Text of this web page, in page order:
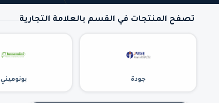
تصفح المنتجات في القسم بالعلامة التجارية
جودة بونوميني